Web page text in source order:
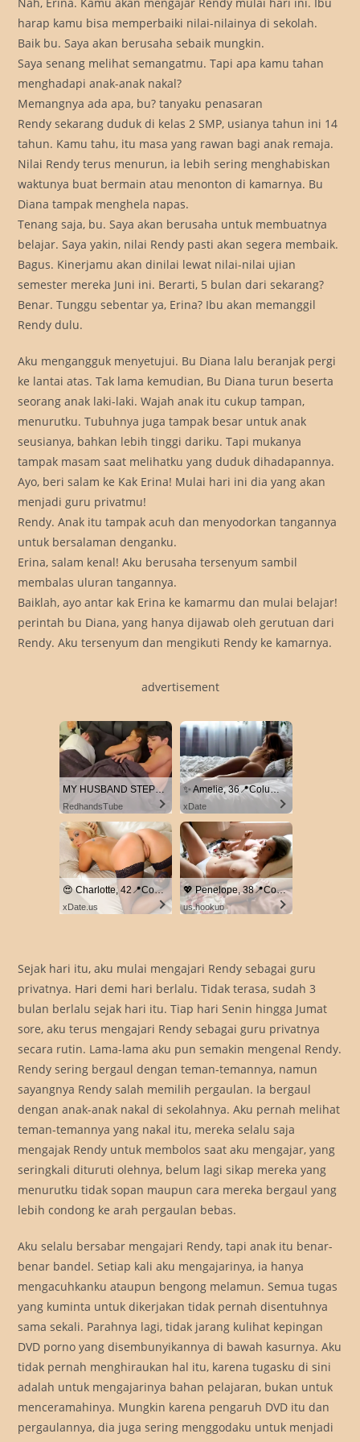
harap kamu bisa memperbaiki nilai-nilainya di sekolah.
Baik bu. Saya akan berusaha sebaik mungkin.
Saya senang melihat semangatmu. Tapi apa kamu tahan
menghadapi anak-anak nakal?
Memangnya ada apa, bu? tanyaku penasaran
Rendy sekarang duduk di kelas 2 SMP, usianya tahun ini 14
tahun. Kamu tahu, itu masa yang rawan bagi anak remaja.
Nilai Rendy terus menurun, ia lebih sering menghabiskan
waktunya buat bermain atau menonton di kamarnya. Bu
Diana tampak menghela napas.
Tenang saja, bu. Saya akan berusaha untuk membuatnya
belajar. Saya yakin, nilai Rendy pasti akan segera membaik.
Bagus. Kinerjamu akan dinilai lewat nilai-nilai ujian
semester mereka Juni ini. Berarti, 5 bulan dari sekarang?
Benar. Tunggu sebentar ya, Erina? Ibu akan memanggil
Rendy dulu.
Aku mengangguk menyetujui. Bu Diana lalu beranjak pergi
ke lantai atas. Tak lama kemudian, Bu Diana turun beserta
seorang anak laki-laki. Wajah anak itu cukup tampan,
menurutku. Tubuhnya juga tampak besar untuk anak
seusianya, bahkan lebih tinggi dariku. Tapi mukanya
tampak masam saat melihatku yang duduk dihadapannya.
Ayo, beri salam ke Kak Erina! Mulai hari ini dia yang akan
menjadi guru privatmu!
Rendy. Anak itu tampak acuh dan menyodorkan tangannya
untuk bersalaman denganku.
Erina, salam kenal! Aku berusaha tersenyum sambil
membalas uluran tangannya.
Baiklah, ayo antar kak Erina ke kamarmu dan mulai belajar!
perintah bu Diana, yang hanya dijawab oleh gerutuan dari
Rendy. Aku tersenyum dan mengikuti Rendy ke kamarnya.
advertisement
MY HUSBAND STEPSON MISTAKENLY GIVES ME IN THE ASS
RedhandsTube
✨ Amelie, 36📍Columbus
xDate
😍 Charlotte, 42📍Columbus
xDate.us
💖 Penelope, 38📍Columbus
us.hookup
Sejak hari itu, aku mulai mengajari Rendy sebagai guru
privatnya. Hari demi hari berlalu. Tidak terasa, sudah 3
bulan berlalu sejak hari itu. Tiap hari Senin hingga Jumat
sore, aku terus mengajari Rendy sebagai guru privatnya
secara rutin. Lama-lama aku pun semakin mengenal Rendy.
Rendy sering bergaul dengan teman-temannya, namun
sayangnya Rendy salah memilih pergaulan. Ia bergaul
dengan anak-anak nakal di sekolahnya. Aku pernah melihat
teman-temannya yang nakal itu, mereka selalu saja
mengajak Rendy untuk membolos saat aku mengajar, yang
seringkali dituruti olehnya, belum lagi sikap mereka yang
menurutku tidak sopan maupun cara mereka bergaul yang
lebih condong ke arah pergaulan bebas.
Aku selalu bersabar mengajari Rendy, tapi anak itu benar-
benar bandel. Setiap kali aku mengajarinya, ia hanya
mengacuhkanku ataupun bengong melamun. Semua tugas
yang kuminta untuk dikerjakan tidak pernah disentuhnya
sama sekali. Parahnya lagi, tidak jarang kulihat kepingan
DVD porno yang disembunyikannya di bawah kasurnya. Aku
tidak pernah menghiraukan hal itu, karena tugasku di sini
adalah untuk mengajarinya bahan pelajaran, bukan untuk
menceramahinya. Mungkin karena pengaruh DVD itu dan
pergaulannya, dia juga sering menggodaku untuk menjadi